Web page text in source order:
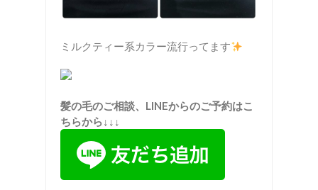
ミルクティー系カラー流行ってます
髪の毛のご相談、LINEからのご予約はこ
ちらから↓↓↓